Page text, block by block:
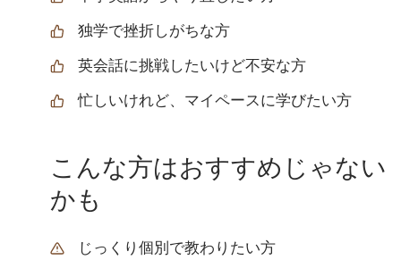
独学で挫折しがちな方
英会話に挑戦したいけど不安な方
忙しいけれど、マイペースに学びたい方
こんな方はおすすめじゃない
かも
じっくり個別で教わりたい方